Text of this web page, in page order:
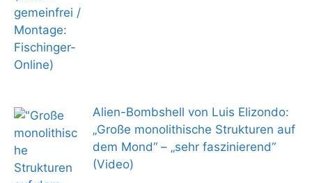
Alien-Bombshell von Luis Elizondo:
„Große monolithische Strukturen auf
dem Mond“ – „sehr faszinierend“
(Video)